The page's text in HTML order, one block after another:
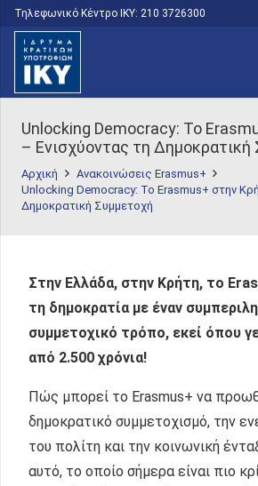
Τηλεφωνικό Κέντρο IKY: 210 3726300
Unlocking Democracy: Το
– Ενισχύοντας τη Δημοκρατική
Αρχική
Ανακοινώσεις Erasmus+
Unlocking Democracy: Το Erasmus+ στην
Δημοκρατική Συμμετοχή
Στην Ελλάδα, στην Κρήτη, το
τη δημοκρατία με έναν
συμμετοχικό τρόπο, εκεί όπου
από 2.500 χρόνια!
Πώς μπορεί το Erasmus+ να
δημοκρατικό συμμετοχισμό, την
του πολίτη και την κοινωνική
αυτό, το οποίο σήμερα είναι πιο